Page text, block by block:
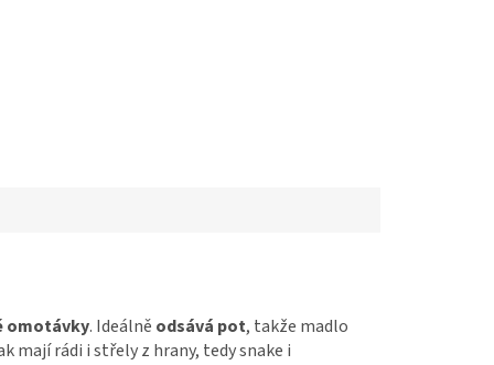
omotávky. Ideálně odsává pot, takže madlo
mají rádi i střely z hrany, tedy snake i